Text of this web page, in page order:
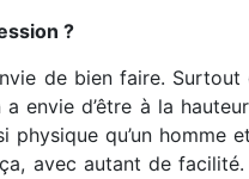
?
de bien faire.
envie d’être à la
physique qu’un
avec autant de